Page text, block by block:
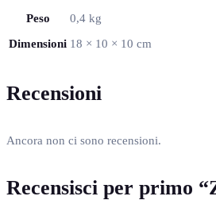
Peso
0,4 kg
Dimensioni 18 × 10 × 10 cm
Recensioni
Ancora non ci sono recensioni.
Recensisci per primo